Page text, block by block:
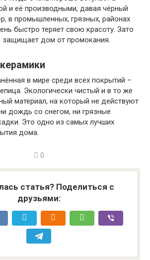
и её производными, давая чёрный
в промышленных, грязных, районах
быстро теряет свою красоту. Зато
защищает дом от промокания.
в мире среди всех покрытий –
Экологически чистый и в то же
материал, на который не действуют
дождь со снегом, ни грязные
Это одно из самых лучших
дома.
0
статья? Поделиться с
друзьями: